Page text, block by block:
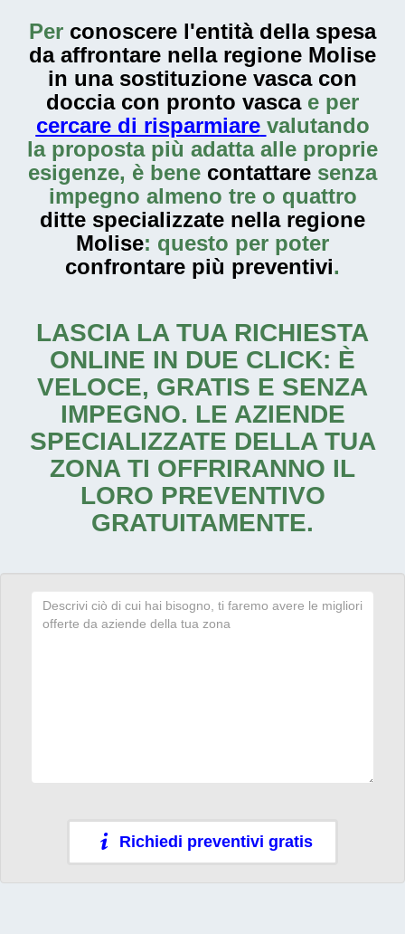
Per conoscere l'entità della spesa
da affrontare nella regione Molise
in una sostituzione vasca con
doccia con pronto vascae per
cercare di risparmiare valutando
la proposta più adatta alle proprie
esigenze, è bene contattare senza
impegno almeno tre o quattro
ditte specializzate nella regione
Molise: questo per poter
confrontare più preventivi.
LASCIA LA TUA RICHIESTA
ONLINE IN DUE CLICK: È
VELOCE, GRATIS E SENZA
IMPEGNO. LE AZIENDE
SPECIALIZZATE DELLA TUA
ZONA TI OFFRIRANNO IL
LORO PREVENTIVO
GRATUITAMENTE.
Richiedi preventivi gratis